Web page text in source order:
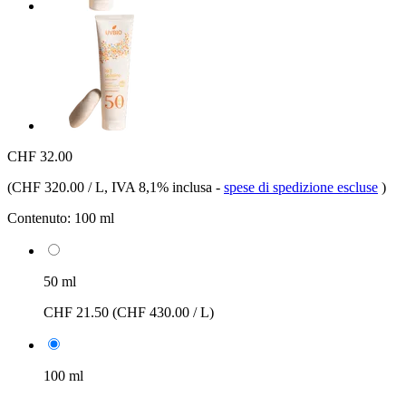
CHF 32.00
(CHF 320.00 / L, IVA 8,1% inclusa - spese di spedizione escluse )
Contenuto: 100 ml
50 ml
CHF 21.50 (CHF 430.00 / L)
100 ml